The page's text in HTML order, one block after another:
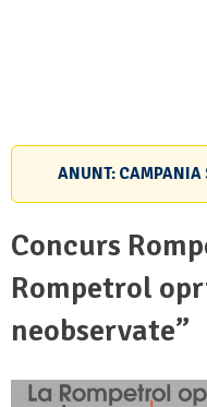
ANUNT: CAMPANIA
Concurs
Rompetrol
neobservate”